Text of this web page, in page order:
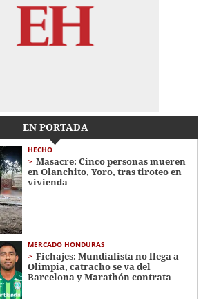
EN PORTADA
HECHO
Masacre: Cinco personas mueren
en Olanchito, Yoro, tras tiroteo en
vivienda
MERCADO HONDURAS
Fichajes: Mundialista no llega a
Olimpia, catracho se va del
Barcelona y Marathón contrata